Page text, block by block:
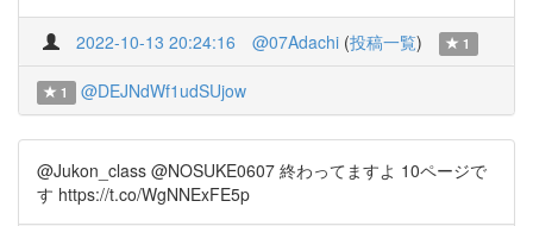
2022-10-13 20:24:16 @07Adachi (投稿一覧) 1
1 @DEJNdWf1udSUjow
@Jukon_class @NOSUKE0607 終わってますよ 10ページで
す https://t.co/WgNNExFE5p